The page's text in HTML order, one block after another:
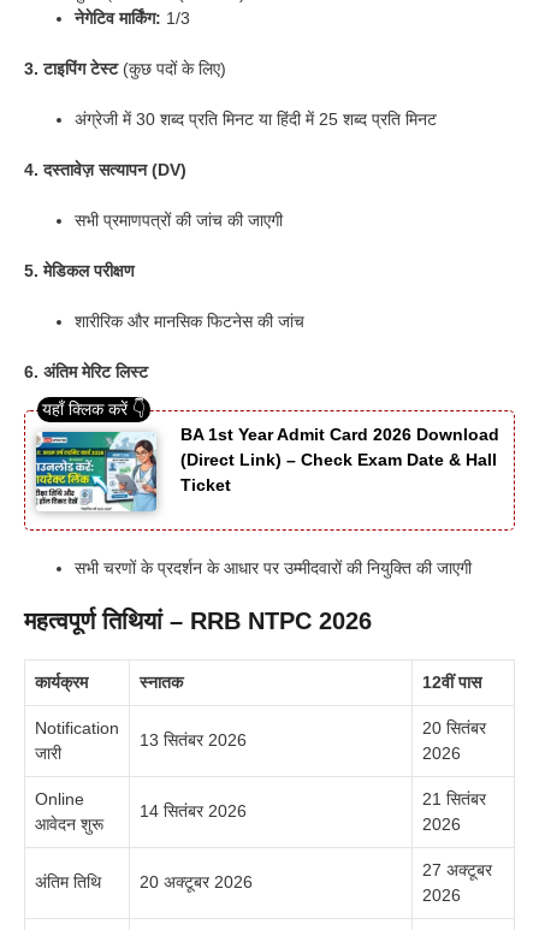
नेगेटिव मार्किंग: 1/3
3. टाइपिंग टेस्ट(कुछ पदों के लिए)
अंग्रेजी में 30 शब्द प्रति मिनट या हिंदी में 25 शब्द प्रति मिनट
4. दस्तावेज़ सत्यापन (DV)
सभी प्रमाणपत्रों की जांच की जाएगी
5. मेडिकल परीक्षण
शारीरिक और मानसिक फिटनेस की जांच
6. अंतिम मेरिट लिस्ट
BA 1st Year Admit Card 2026 Download
(Direct Link) – Check Exam Date & Hall
Ticket
सभी चरणों के प्रदर्शन के आधार पर उम्मीदवारों की नियुक्ति की जाएगी
महत्वपूर्ण तिथियां – RRB NTPC 2026
कार्यक्रम स्नातक 12वीं पास
Notification
जारी
13 सितंबर 2026
20 सितंबर
2026
Online
आवेदन शुरू
14 सितंबर 2026
21 सितंबर
2026
अंतिम तिथि 20 अक्टूबर 2026
27 अक्टूबर
2026